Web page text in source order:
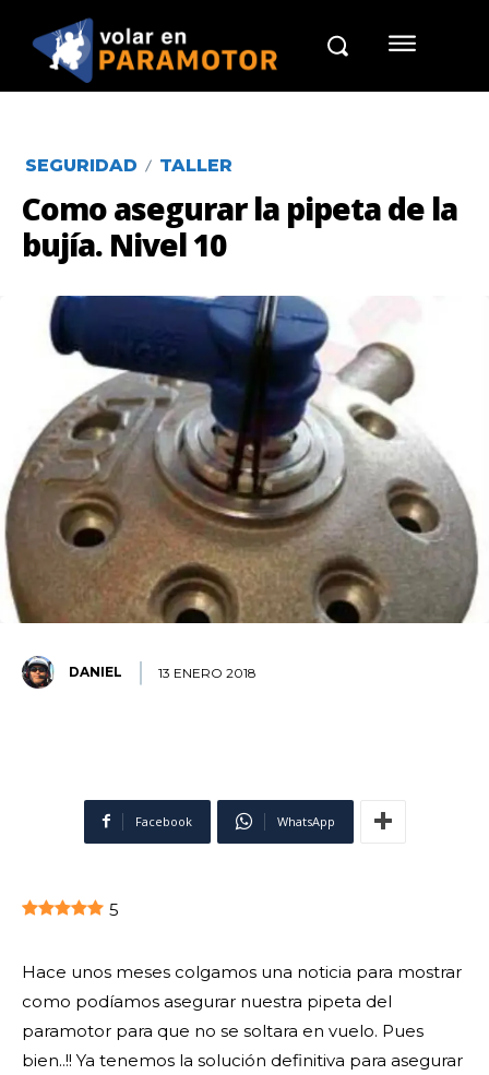
SEGURIDAD TALLER
Como asegurar la pipeta de la
bujía. Nivel 10
DANIEL 13 ENERO 2018
Facebook WhatsApp
5
Hace unos meses colgamos una noticia para mostrar
como podíamos asegurar nuestra pipeta del
paramotor para que no se soltara en vuelo. Pues
bien..!! Ya tenemos la solución definitiva para asegurar